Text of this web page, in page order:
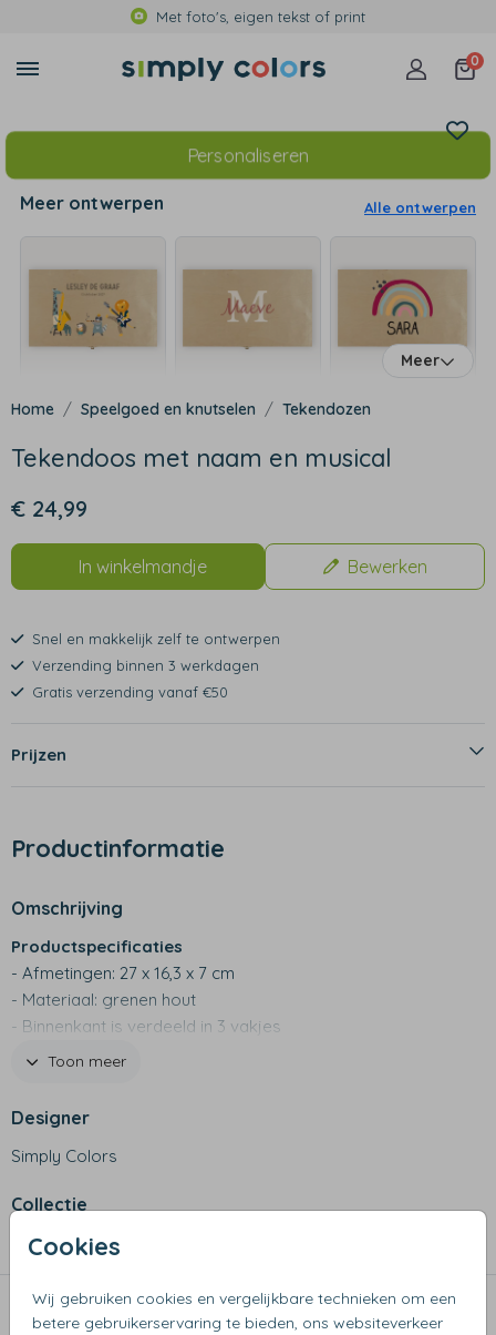
Met foto's, eigen tekst of print
0
Cookies
Wij gebruiken cookies en vergelijkbare technieken om een
betere gebruikerservaring te bieden, ons websiteverkeer
Personaliseren
Meer ontwerpen Alle ontwerpen
Meer
Speelgoed en knutselen Tekendozen
Tekendoos met naam en musical
€ 24,99
In winkelmandje Bewerken
Snel en makkelijk zelf te ontwerpen
Verzending binnen 3 werkdagen
Gratis verzending vanaf €50
Prijzen
Productinformatie
Omschrijving
Productspecificaties
- Afmetingen: 27 x 16,3 x 7 cm
- Materiaal: grenen hout
- Binnenkant is verdeeld in 3 vakjes
- Met klepdeksel en metalen slotje
- Let op: Het betreft een natuurproduct, dus kleur en
afwerking kan licht verschillen
Toon meer
Designer
Simply Colors
Collectie
Tekendozen
Dit vind je misschien ook leuk